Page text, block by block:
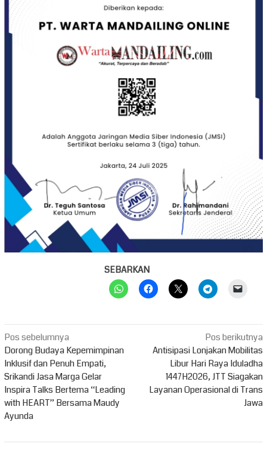
SEBARKAN
Navigasi
pos
Pos sebelumnya
Dorong Budaya Kepemimpinan
Inklusif dan Penuh Empati,
Srikandi Jasa Marga Gelar
Inspira Talks Bertema “Leading
with HEART” Bersama Maudy
Ayunda
Pos berikutnya
Antisipasi Lonjakan Mobilitas
Libur Hari Raya Iduladha
1447H2026, JTT Siagakan
Layanan Operasional di Trans
Jawa